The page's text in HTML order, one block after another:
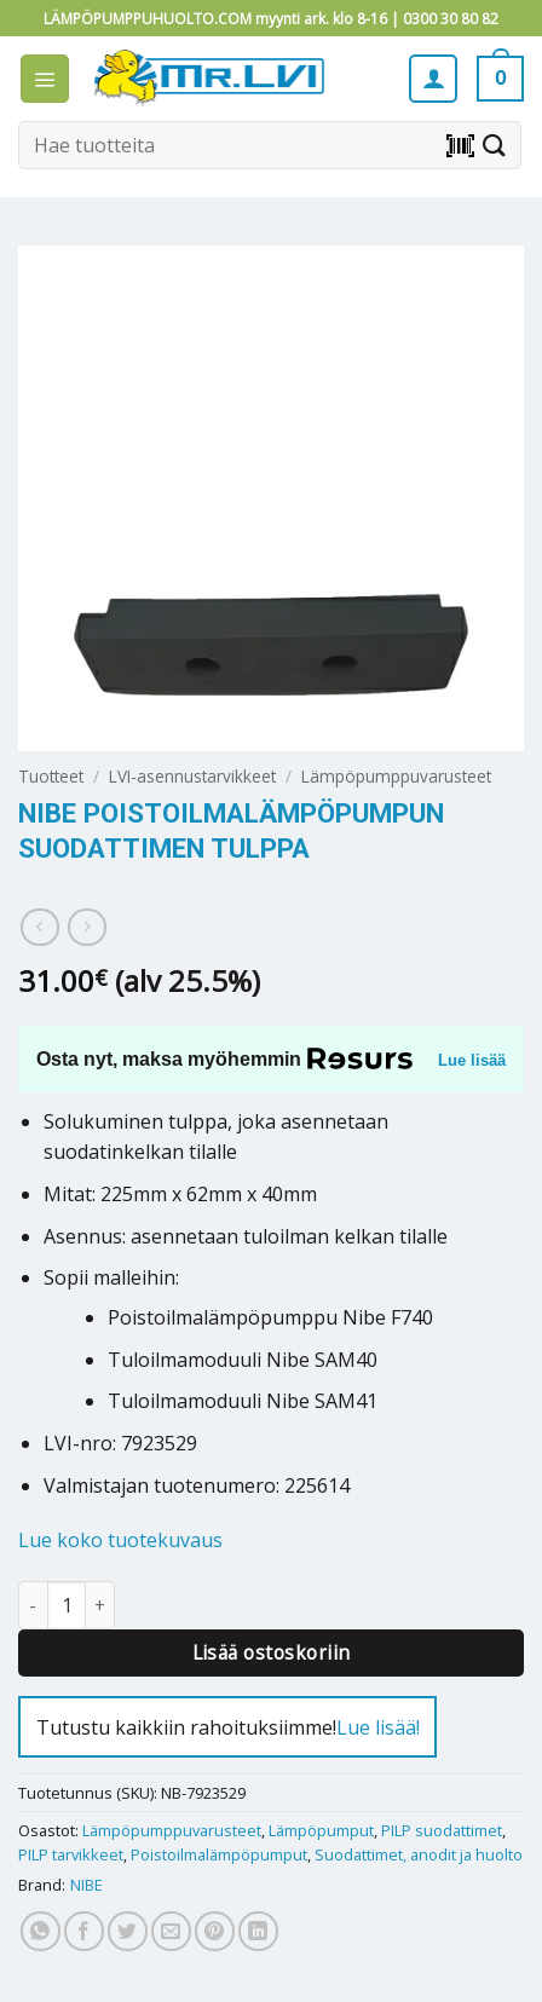
to
content
LÄMPÖPUMPPUHUOLTO.COM myynti ark. klo 8-16 | 0300 30 80 82
0
Etsi: barcode_scanner
Tuotteet / LVI-asennustarvikkeet / Lämpöpumppuvarusteet
NIBE POISTOILMALÄMPÖPUMPUN
SUODATTIMEN TULPPA
31.00€ (alv 25.5%)
Osta nyt, maksa myöhemmin Lue lisää
Solukuminen tulppa, joka asennetaan
suodatinkelkan tilalle
Mitat: 225mm x 62mm x 40mm
Asennus: asennetaan tuloilman kelkan tilalle
Sopii malleihin:
Poistoilmalämpöpumppu Nibe F740
Tuloilmamoduuli Nibe SAM40
Tuloilmamoduuli Nibe SAM41
LVI-nro: 7923529
Valmistajan tuotenumero: 225614
Lue koko tuotekuvaus
Nibe poistoilmalämpöpumpun suodattimen tulppa määrä
Lisää ostoskoriin
Alternative:
Tutustu kaikkiin rahoituksiimme!Lue lisää!
Tuotetunnus (SKU): NB-7923529
Osastot: Lämpöpumppuvarusteet,Lämpöpumput,PILP suodattimet,
PILP tarvikkeet,Poistoilmalämpöpumput, Suodattimet, anodit ja huolto
Brand: NIBE